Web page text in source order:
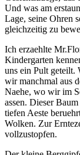
Und was am
Lage, seine Ohren
gleichzeitig zu
Ich erzaehlte
Kindergarten
uns ein Pult geteilt.
wir manchmal aus
Naehe, wo wir im
assen. Dieser
tiefen Aeste
Wolken. Zur
vollzustopfen.